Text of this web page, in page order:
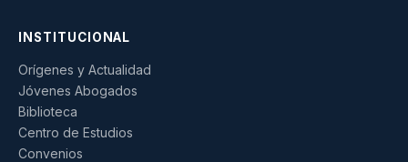
INSTITUCIONAL
Orígenes y Actualidad
Jóvenes Abogados
Biblioteca
Centro de Estudios
Convenios